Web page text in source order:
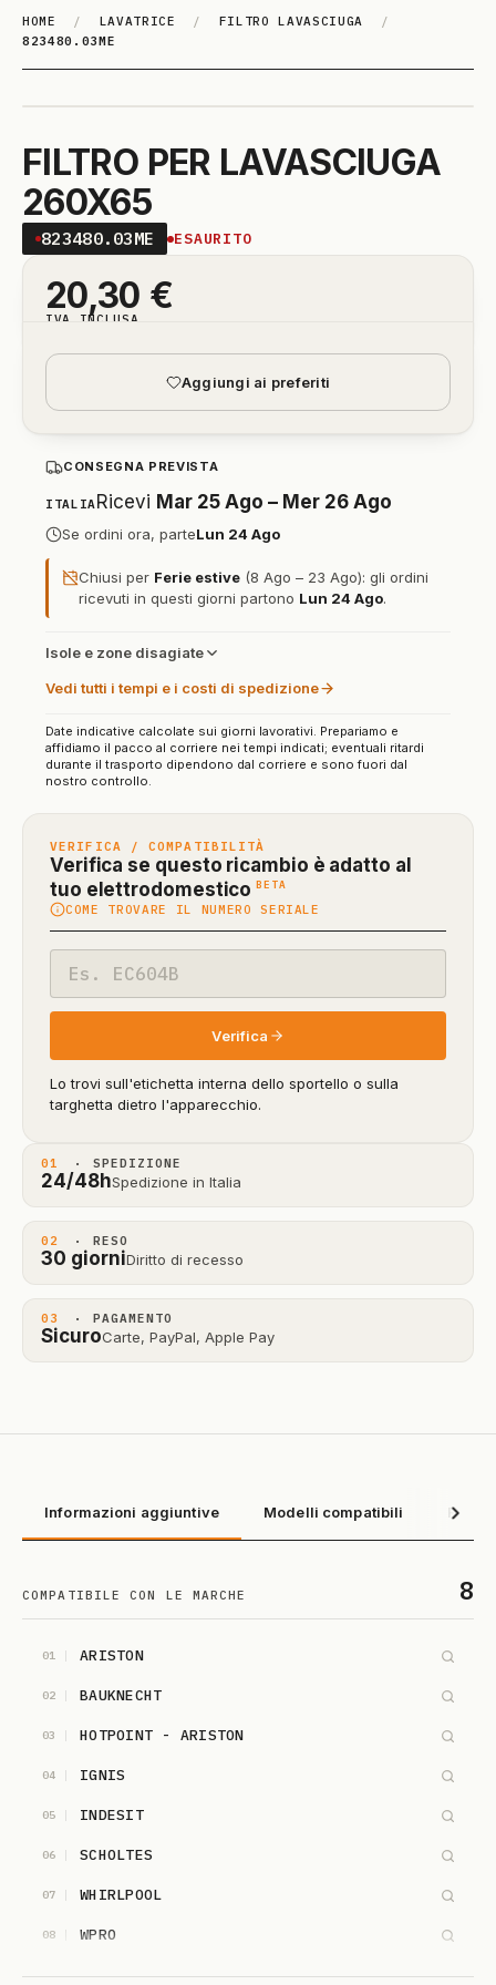
HOME / LAVATRICE / FILTRO LAVASCIUGA
/
823480.03ME
FILTRO PER LAVASCIUGA
260X65
823480.03ME ESAURITO
20,30 €
IVA INCLUSA
VERIFICA / COMPATIBILITÀ
Verifica se questo ricambio è adatto al
tuo elettrodomestico BETA
in
beta)
COME TROVARE IL NUMERO SERIALE
modello
Verifica
Lo trovi sull'etichetta interna dello sportello o sulla
targhetta dietro l'apparecchio.
Aggiungi ai preferiti
CONSEGNA PREVISTA
ITALIA Ricevi Mar 25 Ago – Mer 26 Ago
Se ordini ora, parteLun 24 Ago
Chiusi per Ferie estive (8 Ago – 23 Ago): gli ordini
ricevuti in questi giorni partono Lun 24 Ago.
Isole e zone disagiate
Vedi tutti i tempi e i costi di spedizione
Date indicative calcolate sui giorni lavorativi. Prepariamo e
affidiamo il pacco al corriere nei tempi indicati; eventuali ritardi
durante il trasporto dipendono dal corriere e sono fuori dal
nostro controllo.
01 · SPEDIZIONE
24/48hSpedizione in Italia
02 · RESO
30 giorniDiritto di recesso
03 · PAGAMENTO
SicuroCarte, PayPal, Apple Pay
Informazioni aggiuntive Modelli compatibili
COMPATIBILE CON LE MARCHE 8
01 ARISTON
02 BAUKNECHT
03 HOTPOINT - ARISTON
04 IGNIS
05 INDESIT
06 SCHOLTES
07 WHIRLPOOL
08 WPRO